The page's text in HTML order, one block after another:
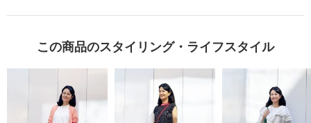
この商品のスタイリング・ライフスタイル